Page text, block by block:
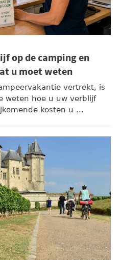
op de camping en
u moet weten
vertrekt, is
weten hoe u uw verblijf
kosten u ...